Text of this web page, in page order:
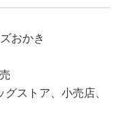
おかき
ストア、小売店、